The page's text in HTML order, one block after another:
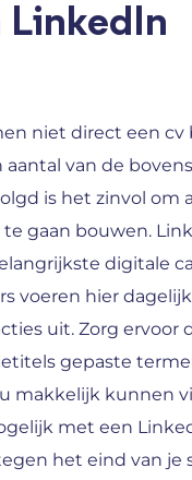
LinkedIn
niet direct een cv
aantal van de
is het zinvol om
te gaan bouwen.
digitale
voeren hier
uit. Zorg ervoor
gepaste
makkelijk kunnen
met een
het eind van je